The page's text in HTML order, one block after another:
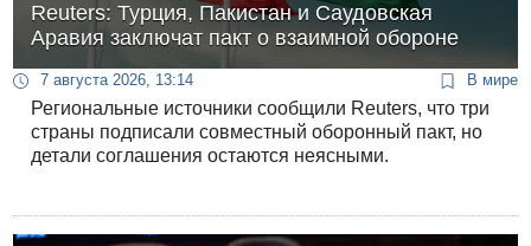
Reuters: Турция, Пакистан и Саудовская
Аравия заключат пакт о взаимной обороне
7 августа 2026, 13:14 В мире
Региональные источники сообщили Reuters, что три
страны подписали совместный оборонный пакт, но
детали соглашения остаются неясными.